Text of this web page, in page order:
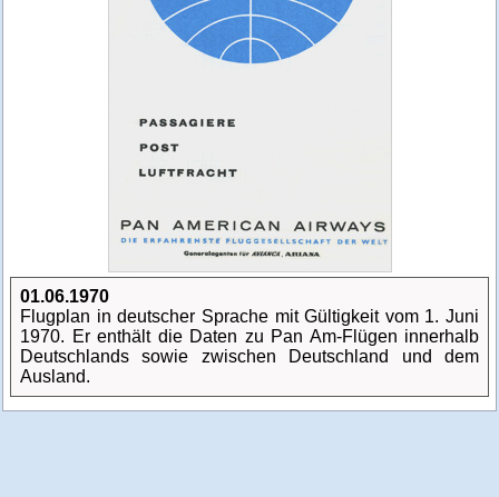
01.06.1970
Flugplan in deutscher Sprache mit Gültigkeit vom 1. Juni
1970. Er enthält die Daten zu Pan Am-Flügen innerhalb
Deutschlands sowie zwischen Deutschland und dem
Ausland.